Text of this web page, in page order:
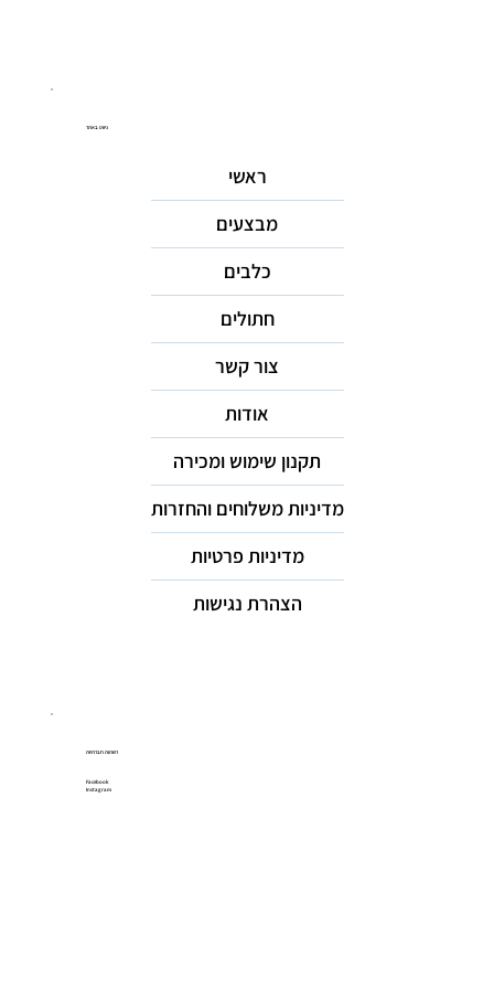
ניווט באתר
ראשי
מבצעים
כלבים
חתולים
צור קשר
אודות
תקנון שימוש ומכירה
מדיניות משלוחים והחזרות
מדיניות פרטיות
הצהרת נגישות
רשתות חברתיות
Facebook
Instagram